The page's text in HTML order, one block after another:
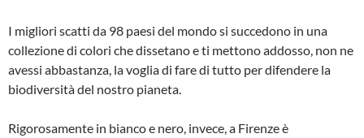
I migliori scatti da 98 paesi del mondo si succedono in una
collezione di colori che dissetano e ti mettono addosso, non ne
avessi abbastanza, la voglia di fare di tutto per difendere la
biodiversità del nostro pianeta.
Rigorosamente in bianco e nero, invece, a Firenze è